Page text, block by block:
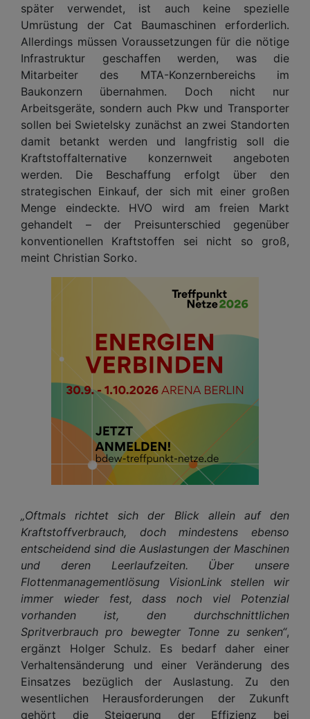
später verwendet, ist auch keine spezielle
Umrüstung der Cat Baumaschinen erforderlich.
Allerdings müssen Voraussetzungen für die nötige
Infrastruktur geschaffen werden, was die
Mitarbeiter des MTA-Konzernbereichs im
Baukonzern übernahmen. Doch nicht nur
Arbeitsgeräte, sondern auch Pkw und Transporter
sollen bei Swietelsky zunächst an zwei Standorten
damit betankt werden und langfristig soll die
Kraftstoffalternative konzernweit angeboten
werden. Die Beschaffung erfolgt über den
strategischen Einkauf, der sich mit einer großen
Menge eindeckte. HVO wird am freien Markt
gehandelt – der Preisunterschied gegenüber
konventionellen Kraftstoffen sei nicht so groß,
meint Christian Sorko.
„Oftmals richtet sich der Blick allein auf den
Kraftstoffverbrauch, doch mindestens ebenso
entscheidend sind die Auslastungen der Maschinen
und deren Leerlaufzeiten. Über unsere
Flottenmanagementlösung VisionLink stellen wir
immer wieder fest, dass noch viel Potenzial
vorhanden ist, den durchschnittlichen
Spritverbrauch pro bewegter Tonne zu senken“,
ergänzt Holger Schulz. Es bedarf daher einer
Verhaltensänderung und einer Veränderung des
Einsatzes bezüglich der Auslastung. Zu den
wesentlichen Herausforderungen der Zukunft
gehört die Steigerung der Effizienz bei